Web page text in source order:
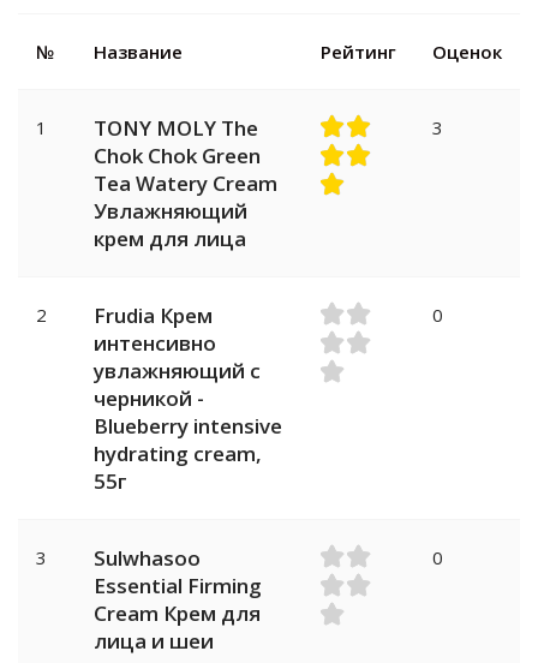
№ Название Рейтинг Оценок
1
TONY MOLY The
Chok Chok Green
Tea Watery Cream
Увлажняющий
крем для лица
3
2
Frudia Крем
интенсивно
увлажняющий с
черникой -
Blueberry intensive
hydrating cream,
55г
0
3
Sulwhasoo
Essential Firming
Cream Крем для
лица и шеи
0